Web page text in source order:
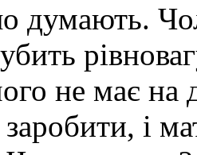
думають.
не має на
і